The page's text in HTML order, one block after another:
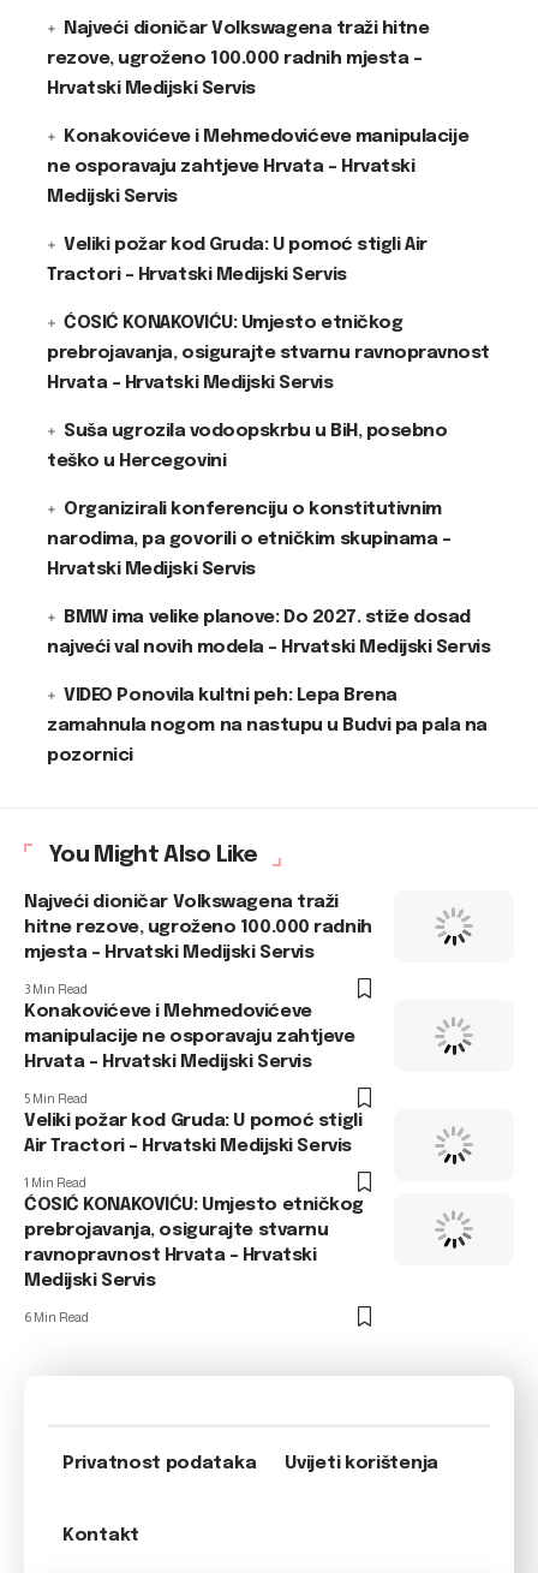
Najveći dioničar Volkswagena traži hitne
rezove, ugroženo 100.000 radnih mjesta –
Hrvatski Medijski Servis
Konakovićeve i Mehmedovićeve manipulacije
ne osporavaju zahtjeve Hrvata – Hrvatski
Medijski Servis
Veliki požar kod Gruda: U pomoć stigli Air
Tractori – Hrvatski Medijski Servis
ĆOSIĆ KONAKOVIĆU: Umjesto etničkog
prebrojavanja, osigurajte stvarnu ravnopravnost
Hrvata – Hrvatski Medijski Servis
Suša ugrozila vodoopskrbu u BiH, posebno
teško u Hercegovini
Organizirali konferenciju o konstitutivnim
narodima, pa govorili o etničkim skupinama –
Hrvatski Medijski Servis
BMW ima velike planove: Do 2027. stiže dosad
najveći val novih modela – Hrvatski Medijski Servis
VIDEO Ponovila kultni peh: Lepa Brena
zamahnula nogom na nastupu u Budvi pa pala na
pozornici
You Might Also Like
Najveći dioničar Volkswagena traži
hitne rezove, ugroženo 100.000 radnih
mjesta – Hrvatski Medijski Servis
3 Min Read
Konakovićeve i Mehmedovićeve
manipulacije ne osporavaju zahtjeve
Hrvata – Hrvatski Medijski Servis
5 Min Read
Veliki požar kod Gruda: U pomoć stigli
Air Tractori – Hrvatski Medijski Servis
1 Min Read
ĆOSIĆ KONAKOVIĆU: Umjesto etničkog
prebrojavanja, osigurajte stvarnu
ravnopravnost Hrvata – Hrvatski
Medijski Servis
6 Min Read
Privatnost podataka Uvijeti korištenja
Kontakt